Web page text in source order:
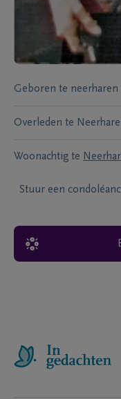
Geboren te neerharen
Overleden te
Woonachtig te
Stuur een